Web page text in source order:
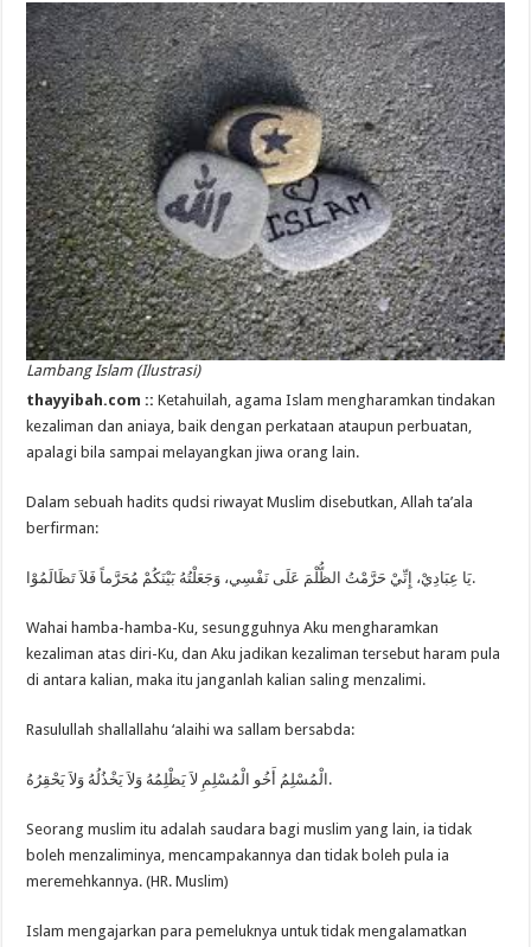
Lambang Islam (Ilustrasi)
thayyibah.com ::Ketahuilah, agama Islam mengharamkan tindakan
kezaliman dan aniaya, baik dengan perkataan ataupun perbuatan,
apalagi bila sampai melayangkan jiwa orang lain.
Dalam sebuah hadits qudsi riwayat Muslim disebutkan, Allah ta’ala
berfirman:
يَا عِبَادِيْ، إِنِّيْ حَرَّمْتُ الظُّلْمَ عَلَى نَفْسِي، وَجَعَلْتُهُ بَيْنَكُمْ مُحَرَّماً فَلاَ تَظَالَمُوْا.
Wahai hamba-hamba-Ku, sesungguhnya Aku mengharamkan
kezaliman atas diri-Ku, dan Aku jadikan kezaliman tersebut haram pula
di antara kalian, maka itu janganlah kalian saling menzalimi.
Rasulullah shallallahu ‘alaihi wa sallam bersabda:
الْمُسْلِمُ أَخُو الْمُسْلِمِ لاَ يَظْلِمُهُ وَلاَ يَخْذُلُهُ وَلاَ يَحْقِرُهُ.
Seorang muslim itu adalah saudara bagi muslim yang lain, ia tidak
boleh menzaliminya, mencampakannya dan tidak boleh pula ia
meremehkannya. (HR. Muslim)
Islam mengajarkan para pemeluknya untuk tidak mengalamatkan